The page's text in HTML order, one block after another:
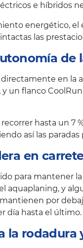
e híbridos
energético,
las
de
en la
un flanco
hasta un 7
así las
en
para mantener
aquaplaning, y
por
día hasta el último.
la rodadura